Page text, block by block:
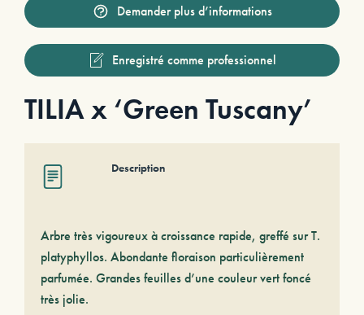
Demander plus d’informations
Enregistré comme professionnel
TILIA x ‘Green Tuscany’
Description
Arbre très vigoureux à croissance rapide, greffé sur T.
platyphyllos. Abondante floraison particulièrement
parfumée. Grandes feuilles d’une couleur vert foncé
très jolie.